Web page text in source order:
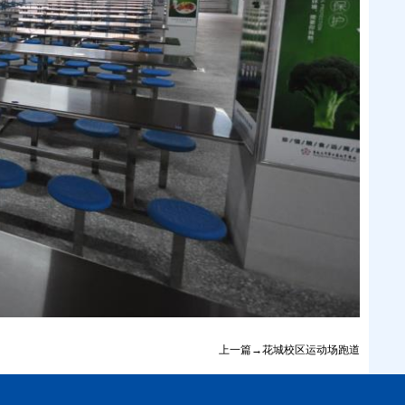
上一篇→花城校区运动场跑道